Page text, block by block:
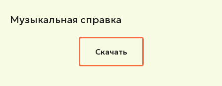
Музыкальная справка
Скачать